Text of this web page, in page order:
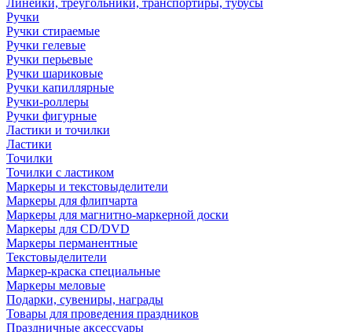
Линейки, треугольники, транспортиры, тубусы
Ручки
Ручки стираемые
Ручки гелевые
Ручки перьевые
Ручки шариковые
Ручки капиллярные
Ручки-роллеры
Ручки фигурные
Ластики и точилки
Ластики
Точилки
Точилки с ластиком
Маркеры и текстовыделители
Маркеры для флипчарта
Маркеры для магнитно-маркерной доски
Маркеры для CD/DVD
Маркеры перманентные
Текстовыделители
Маркер-краска специальные
Маркеры меловые
Подарки, сувениры, награды
Товары для проведения праздников
Праздничные аксессуары